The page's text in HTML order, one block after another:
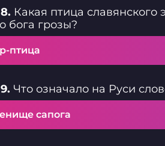
Какая птица
бога грозы?
птица
Что означало на Руси
сапога